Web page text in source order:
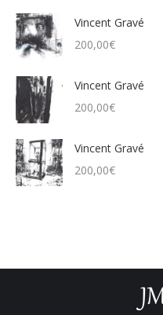
Vincent Gravé
200,00€
Vincent Gravé
200,00€
Vincent Gravé
200,00€